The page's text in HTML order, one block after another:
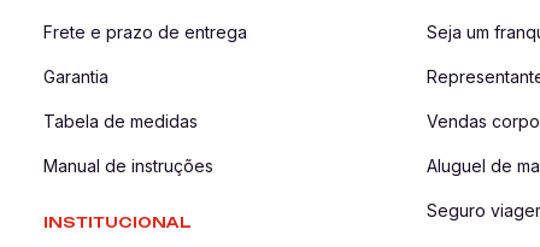
Frete e prazo de entrega
Garantia
Tabela de medidas
Manual de instruções
INSTITUCIONAL
Seja um
Vendas
Aluguel de
Seguro